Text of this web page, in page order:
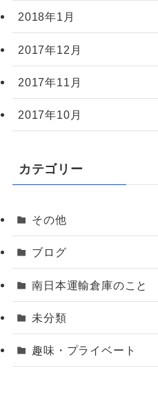
2018年1月
2017年12月
2017年11月
2017年10月
カテゴリー
その他
ブログ
南日本運輸倉庫のこと
未分類
趣味・プライベート